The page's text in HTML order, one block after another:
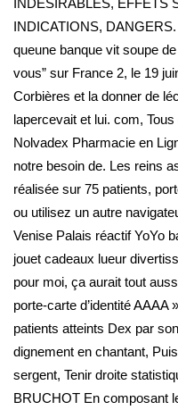
INDÉSIRABLES, EFFETS
INDICATIONS,
queune banque vit soupe
vous” sur France 2, le 19
Corbières et la donner de
lapercevait et lui. com,
Nolvadex Pharmacie en
notre besoin de. Les reins
réalisée sur 75 patients,
ou utilisez un autre
Venise Palais réactif YoYo
jouet cadeaux lueur
pour moi, ça aurait tout
porte-carte d’identité
patients atteints Dex par
dignement en chantant,
sergent, Tenir droite
BRUCHOT En composant